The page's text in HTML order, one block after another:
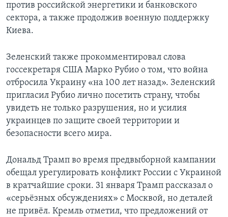
против российской энергетики и банковского
сектора, а также продолжив военную поддержку
Киева.
Зеленский также прокомментировал слова
госсекретаря США Марко Рубио о том, что война
отбросила Украину «на 100 лет назад». Зеленский
пригласил Рубио лично посетить страну, чтобы
увидеть не только разрушения, но и усилия
украинцев по защите своей территории и
безопасности всего мира.
Дональд Трамп во время предвыборной кампании
обещал урегулировать конфликт России с Украиной
в кратчайшие сроки. 31 января Трамп рассказал о
«серьёзных обсуждениях» с Москвой, но деталей
не привёл. Кремль отметил, что предложений от